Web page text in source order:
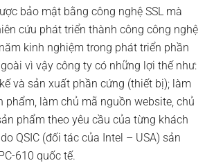
bảo mật bằng công nghệ SSL mà
cứu phát triển thành công công nghệ
kinh nghiệm trong phát triển phần
vì vậy công ty có những lợi thế như:
và sản xuất phần cứng (thiết bị); làm
phẩm, làm chủ mã nguồn website, chủ
phẩm theo yêu cầu của từng khách
QSIC (đối tác của Intel – USA) sản
610 quốc tế.